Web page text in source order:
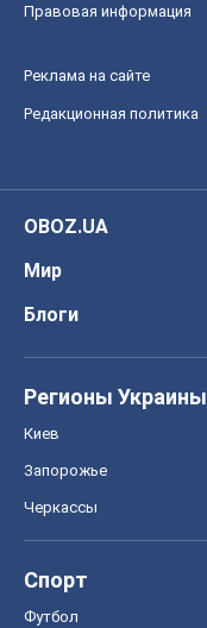
Правовая информация
Реклама на сайте
Редакционная политика
OBOZ.UA
Мир
Блоги
Регионы Украины
Киев
Запорожье
Черкассы
Спорт
Футбол